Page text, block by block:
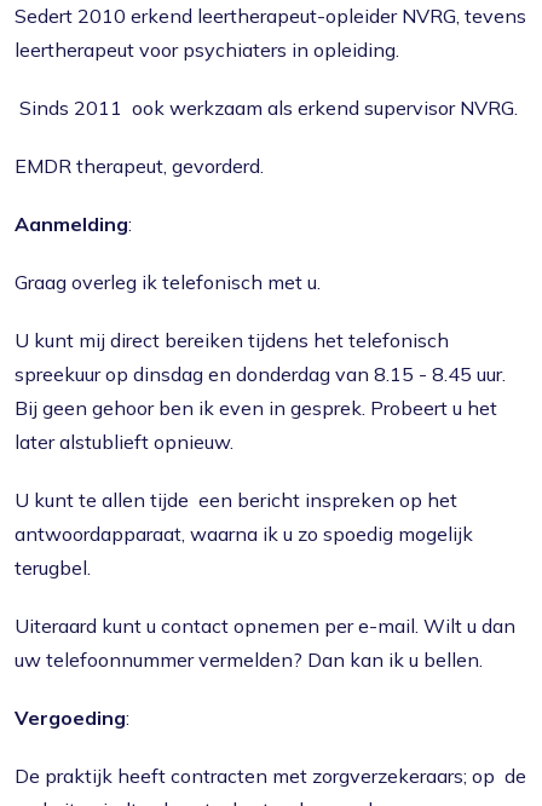
Sedert 2010 erkend leertherapeut-opleider NVRG, tevens
leertherapeut voor psychiaters in opleiding.
Sinds 2011 ook werkzaam als erkend supervisor NVRG.
EMDR therapeut, gevorderd.
Aanmelding:
Graag overleg ik telefonisch met u.
U kunt mij direct bereiken tijdens het telefonisch
spreekuur op dinsdag en donderdag van 8.15 - 8.45 uur.
Bij geen gehoor ben ik even in gesprek. Probeert u het
later alstublieft opnieuw.
U kunt te allen tijde een bericht inspreken op het
antwoordapparaat, waarna ik u zo spoedig mogelijk
terugbel.
Uiteraard kunt u contact opnemen per e-mail. Wilt u dan
uw telefoonnummer vermelden? Dan kan ik u bellen.
Vergoeding:
De praktijk heeft contracten met zorgverzekeraars; op de